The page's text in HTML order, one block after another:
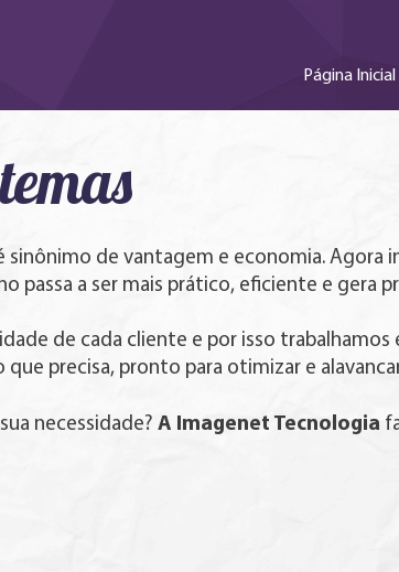
Página Inicial
sinônimo de vantagem e economia.
passa a ser mais prático, eficiente e
de cada cliente e por isso
precisa, pronto para otimizar e
necessidade? A Imagenet Tecnologia